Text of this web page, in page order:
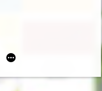
Kolekcja Boutroux-Ferra w